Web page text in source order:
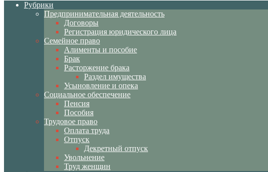
Рубрики
Предпринимательная деятельность
Договоры
Регистрация юридического лица
Семейное право
Алименты и пособие
Брак
Расторжение брака
Раздел имущества
Усыновление и опека
Социальное обеспечение
Пенсия
Пособия
Трудовое право
Оплата труда
Отпуск
Декретный отпуск
Увольнение
Труд женщин